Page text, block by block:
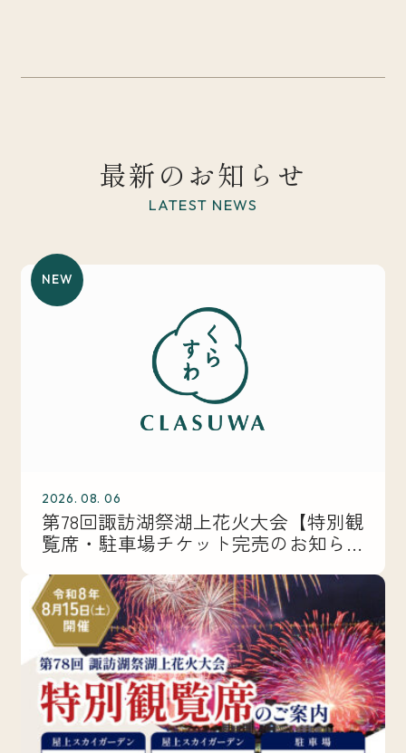
最新のお知らせ
LATEST NEWS
NEW
2026. 08. 06
第78回諏訪湖祭湖上花火大会【特別観
覧席・駐車場チケット完売のお知ら